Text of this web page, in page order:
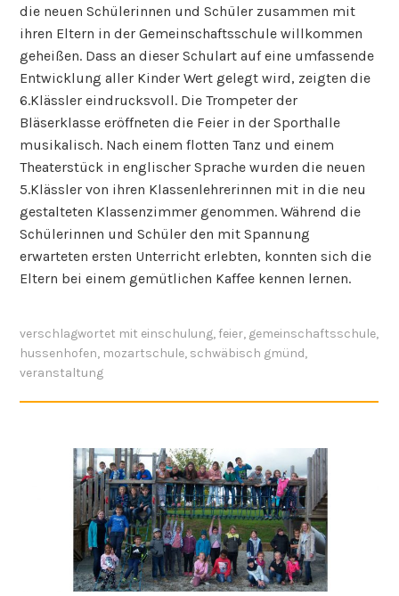
die neuen Schülerinnen und Schüler zusammen mit
ihren Eltern in der Gemeinschaftsschule willkommen
geheißen. Dass an dieser Schulart auf eine umfassende
Entwicklung aller Kinder Wert gelegt wird, zeigten die
6.Klässler eindrucksvoll. Die Trompeter der
Bläserklasse eröffneten die Feier in der Sporthalle
musikalisch. Nach einem flotten Tanz und einem
Theaterstück in englischer Sprache wurden die neuen
5.Klässler von ihren Klassenlehrerinnen mit in die neu
gestalteten Klassenzimmer genommen. Während die
Schülerinnen und Schüler den mit Spannung
erwarteten ersten Unterricht erlebten, konnten sich die
Eltern bei einem gemütlichen Kaffee kennen lernen.
verschlagwortet mit einschulung, feier, gemeinschaftsschule,
hussenhofen, mozartschule, schwäbisch gmünd,
veranstaltung